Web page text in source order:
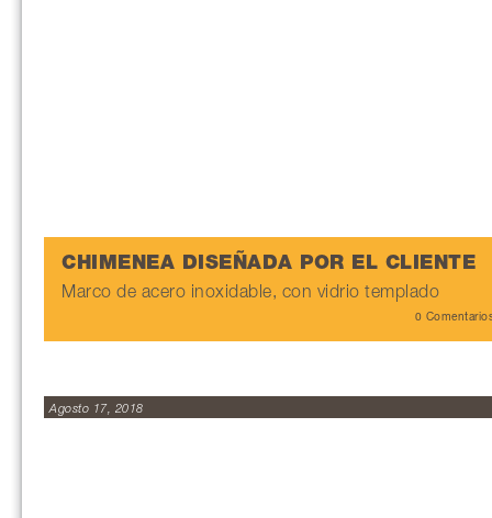
CHIMENEA DISEÑADA POR EL CLIENTE
Marco de acero inoxidable, con vidrio templado
0
Agosto 17, 2018